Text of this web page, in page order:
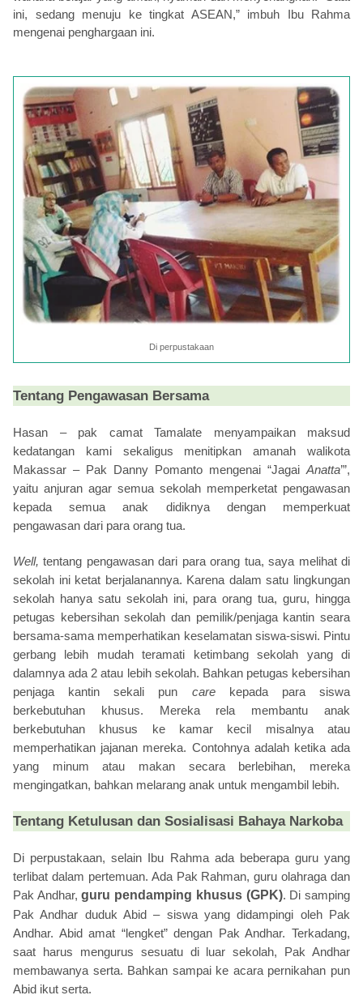
ini, sedang menuju ke tingkat ASEAN,” imbuh Ibu Rahma
mengenai penghargaan ini.
Di perpustakaan
Tentang Pengawasan Bersama
Hasan – pak camat Tamalate menyampaikan maksud
kedatangan kami sekaligus menitipkan amanah walikota
Makassar – Pak Danny Pomanto mengenai “Jagai Anatta’”,
yaitu anjuran agar semua sekolah memperketat pengawasan
kepada semua anak didiknya dengan memperkuat
pengawasan dari para orang tua.
Well,tentang pengawasan dari para orang tua, saya melihat di
sekolah ini ketat berjalanannya. Karena dalam satu lingkungan
sekolah hanya satu sekolah ini, para orang tua, guru, hingga
petugas kebersihan sekolah dan pemilik/penjaga kantin seara
bersama-sama memperhatikan keselamatan siswa-siswi. Pintu
gerbang lebih mudah teramati ketimbang sekolah yang di
dalamnya ada 2 atau lebih sekolah. Bahkan petugas kebersihan
penjaga kantin sekali pun care kepada para siswa
berkebutuhan khusus. Mereka rela membantu anak
berkebutuhan khusus ke kamar kecil misalnya atau
memperhatikan jajanan mereka. Contohnya adalah ketika ada
yang minum atau makan secara berlebihan, mereka
mengingatkan, bahkan melarang anak untuk mengambil lebih.
Tentang Ketulusan dan Sosialisasi Bahaya Narkoba
Di perpustakaan, selain Ibu Rahma ada beberapa guru yang
terlibat dalam pertemuan. Ada Pak Rahman, guru olahraga dan
Pak Andhar,guru pendamping khusus (GPK). Di samping
Pak Andhar duduk Abid – siswa yang didampingi oleh Pak
Andhar. Abid amat “lengket” dengan Pak Andhar. Terkadang,
saat harus mengurus sesuatu di luar sekolah, Pak Andhar
membawanya serta. Bahkan sampai ke acara pernikahan pun
Abid ikut serta.